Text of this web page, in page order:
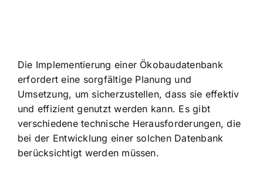
Die Implementierung einer Ökobaudatenbank
erfordert eine sorgfältige Planung und
Umsetzung, um sicherzustellen, dass sie effektiv
und effizient genutzt werden kann. Es gibt
verschiedene technische Herausforderungen, die
bei der Entwicklung einer solchen Datenbank
berücksichtigt werden müssen.